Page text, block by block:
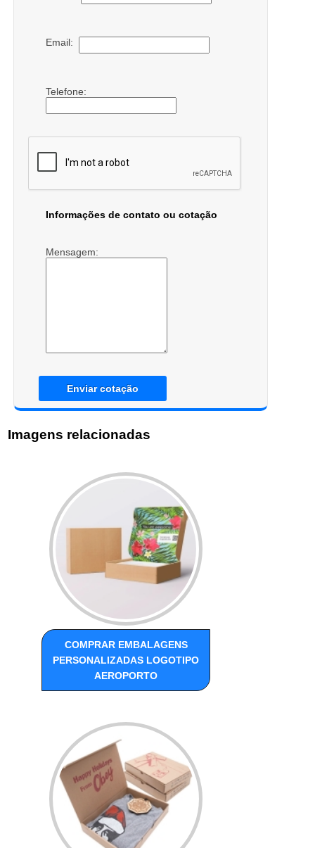
Email:
Telefone:
Informações de contato ou cotação
Mensagem:
Enviar cotação
Imagens relacionadas
COMPRAR EMBALAGENS
PERSONALIZADAS LOGOTIPO
AEROPORTO